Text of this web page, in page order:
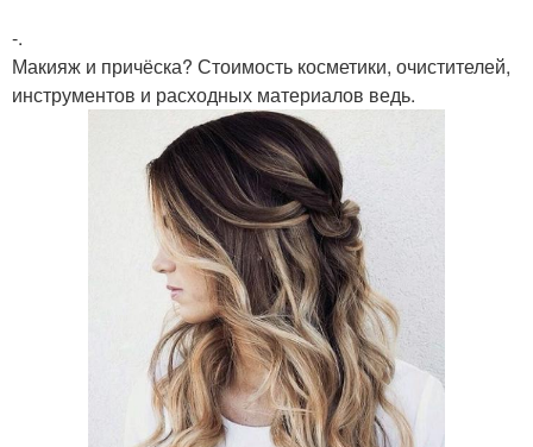
-.
Макияж и причёска? Стоимость косметики, очистителей,
инструментов и расходных материалов ведь.